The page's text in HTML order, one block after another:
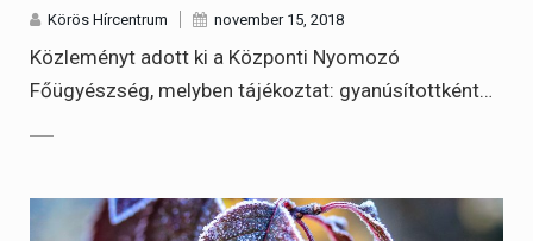
Körös Hírcentrum november 15, 2018
Közleményt adott ki a Központi Nyomozó
Főügyészség, melyben tájékoztat: gyanúsítottként…